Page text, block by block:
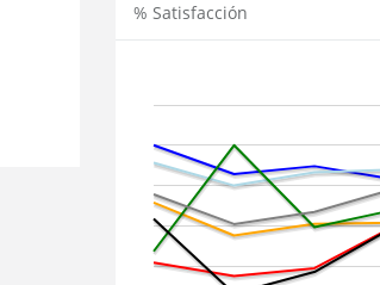
% Satisfacción